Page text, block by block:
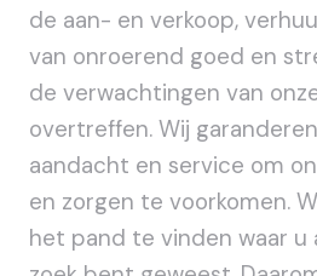
de aan- en verkoop,
van onroerend goed en
de verwachtingen van
overtreffen. Wij
aandacht en service om
en zorgen te voorkomen.
het pand te vinden waar u